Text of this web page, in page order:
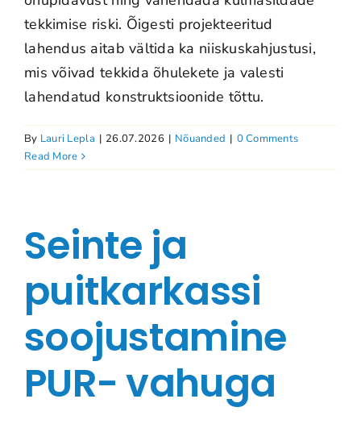
tekkimise riski. Õigesti projekteeritud
lahendus aitab vältida ka niiskuskahjustusi,
mis võivad tekkida õhulekete ja valesti
lahendatud konstruktsioonide tõttu.
By Lauri Lepla | 26.07.2026 | Nõuanded | 0 Comments
Read More
Seinte ja
puitkarkassi
soojustamine
PUR- vahuga